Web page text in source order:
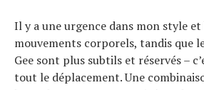
Il y a une urgence dans mon style et
mouvements corporels, tandis que
Gee sont plus subtils et réservés –
tout le déplacement. Une